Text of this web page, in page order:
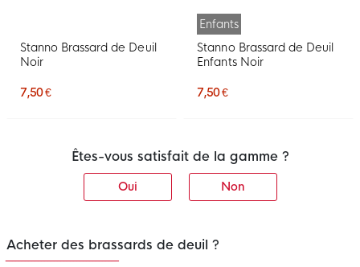
Stanno Brassard de Deuil
Noir
7,50 €
Enfants
Stanno Brassard de Deuil
Enfants Noir
7,50 €
Êtes-vous satisfait de la gamme ?
Oui Non
Acheter des brassards de deuil ?